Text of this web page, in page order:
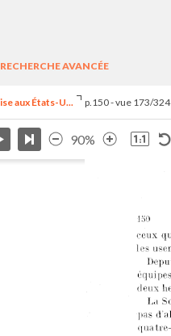
RECHERCHE AVANCÉE
aux États-U... p.150 - vue 173/324
90%